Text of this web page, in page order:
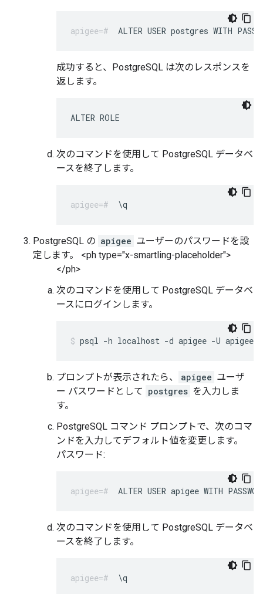
ALTER USER postgres WITH
成功すると、PostgreSQL は次のレスポンスを
返します。
ALTER ROLE
次のコマンドを使用して PostgreSQL データベ
ースを終了します。
\q
PostgreSQL の apigee ユーザーのパスワードを設
定します。 <ph type="x-smartling-placeholder">
</ph>
次のコマンドを使用して PostgreSQL データベ
ースにログインします。
psql -h localhost -d apigee -U apigee
プロンプトが表示されたら、 apigee ユーザ
ー パスワードとして postgres を入力しま
す。
PostgreSQL コマンド プロンプトで、次のコマ
ンドを入力してデフォルト値を変更します。
パスワード:
ALTER USER apigee WITH
次のコマンドを使用して PostgreSQL データベ
ースを終了します。
\q